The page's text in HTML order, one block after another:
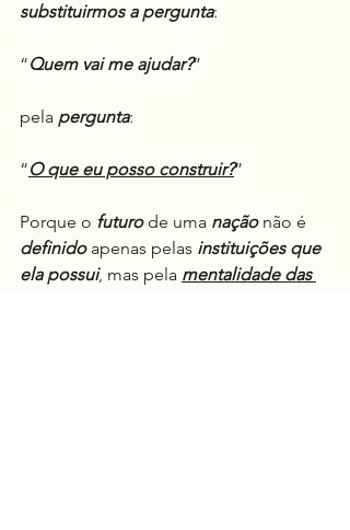
substituirmos a pergunta:
“Quem vai me ajudar?”
pela pergunta:
“O que eu posso construir?”
Porque o futuro de uma nação não é
definido apenas pelas instituições que
ela possui, mas pela mentalidade das